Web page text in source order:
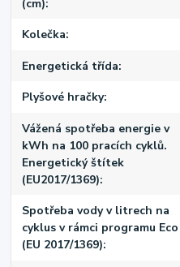
(cm)
Kolečka
Energetická třída
Plyšové hračky
Vážená spotřeba energie v
kWh na 100 pracích cyklů.
Energetický štítek
(EU2017/1369)
Spotřeba vody v litrech na
cyklus v rámci programu Eco
(EU 2017/1369)